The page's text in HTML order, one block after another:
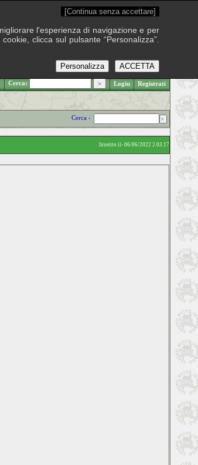
.: Sabato 8 agosto 2026
Cerca: Login Registrati
Cerca ›
Inserito il› 06/06/2022 2.03.17
[Continua senza accettare]
l'esperienza di navigazione e per
clicca sul pulsante “Personalizza”.
ACCETTA
Personalizza